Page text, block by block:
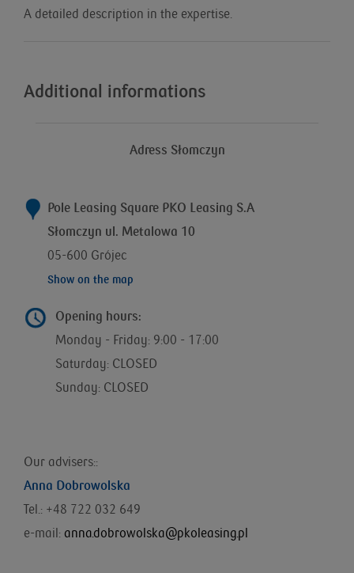
A detailed description in the expertise.
Additional informations
Adress Słomczyn
Pole Leasing Square PKO Leasing S.A
Słomczyn ul. Metalowa 10
05-600 Grójec
Show on the map
Opening hours:
Monday - Friday: 9:00 - 17:00
Saturday: CLOSED
Sunday: CLOSED
Our advisers::
Anna Dobrowolska
Tel.: +48 722 032 649
e-mail: anna.dobrowolska@pkoleasing.pl